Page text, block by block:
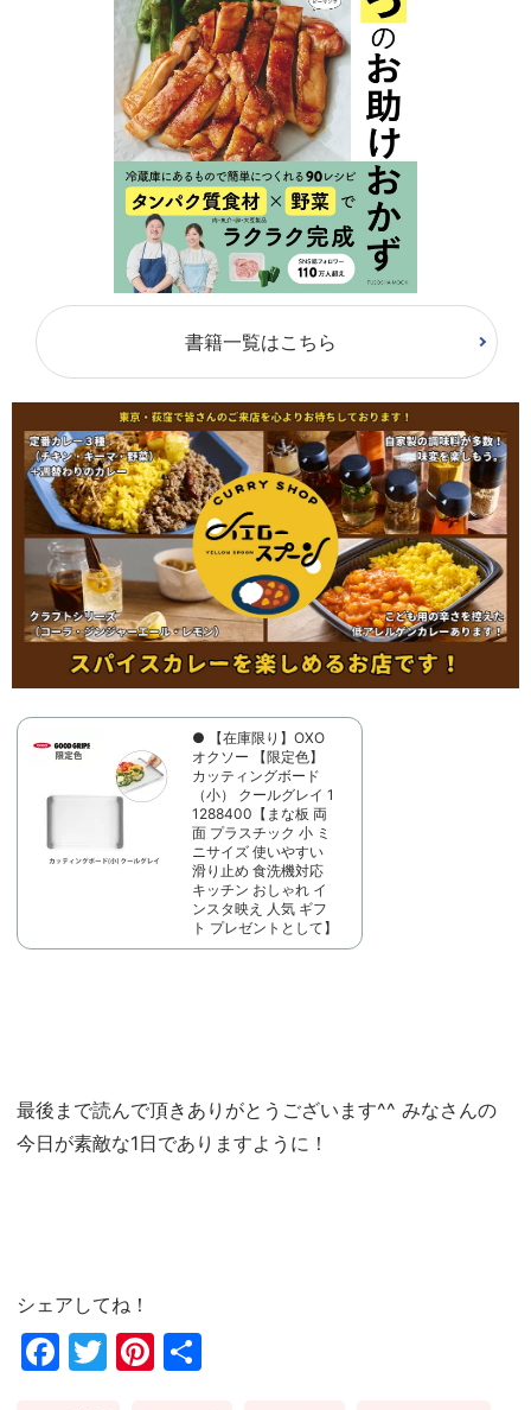
書籍一覧はこちら
● 【在庫限り】OXO
オクソー 【限定色】
カッティングボード
（小） クールグレイ 1
1288400【まな板 両
面 プラスチック 小 ミ
ニサイズ 使いやすい
滑り止め 食洗機対応
キッチン おしゃれ イ
ンスタ映え 人気 ギフ
ト プレゼントとして】
最後まで読んで頂きありがとうございます^^ みなさんの
今日が素敵な1日でありますように！
シェアしてね！
Fac
Twi
Pin